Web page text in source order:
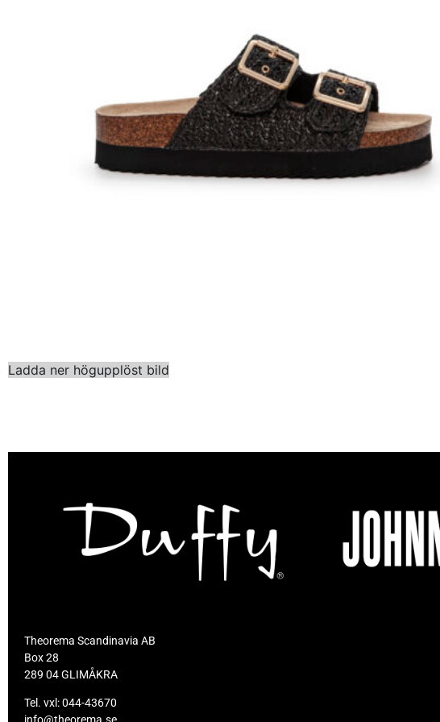
Ladda ner högupplöst bild
Theorema Scandinavia AB
Box 28
289 04 GLIMÅKRA
Tel. vxl:044-43670